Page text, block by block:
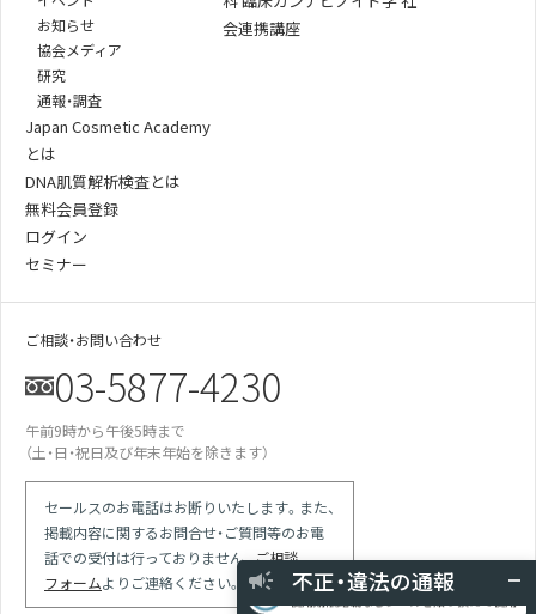
お知らせ
協会メディア
研究
通報・調査
Japan Cosmetic Academy
とは
DNA肌質解析検査とは
無料会員登録
ログイン
セミナー
会連携講座
ご相談・お問い合わせ
03-5877-4230
午前9時から午後5時まで
（土・日・祝日及び年末年始を除きます）
セールスのお電話はお断りいたします。また、
掲載内容に関するお問合せ・ご質問等のお電
話での受付は行っておりません。ご相談
フォームよりご連絡ください。 不正・違法の通報
による効果効能の保証と解され違反では
競合の会社が化粧品登録をしていない商品
で「スキンケア」等の表現を使っている
現場を目撃 使用期限切れの針ファンデに
使用期限記載なしシールを貼り換えて使用